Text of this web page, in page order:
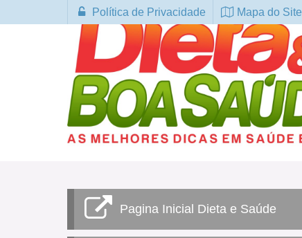
Política de Privacidade Mapa do Site
Pagina Inicial Dieta e Saúde